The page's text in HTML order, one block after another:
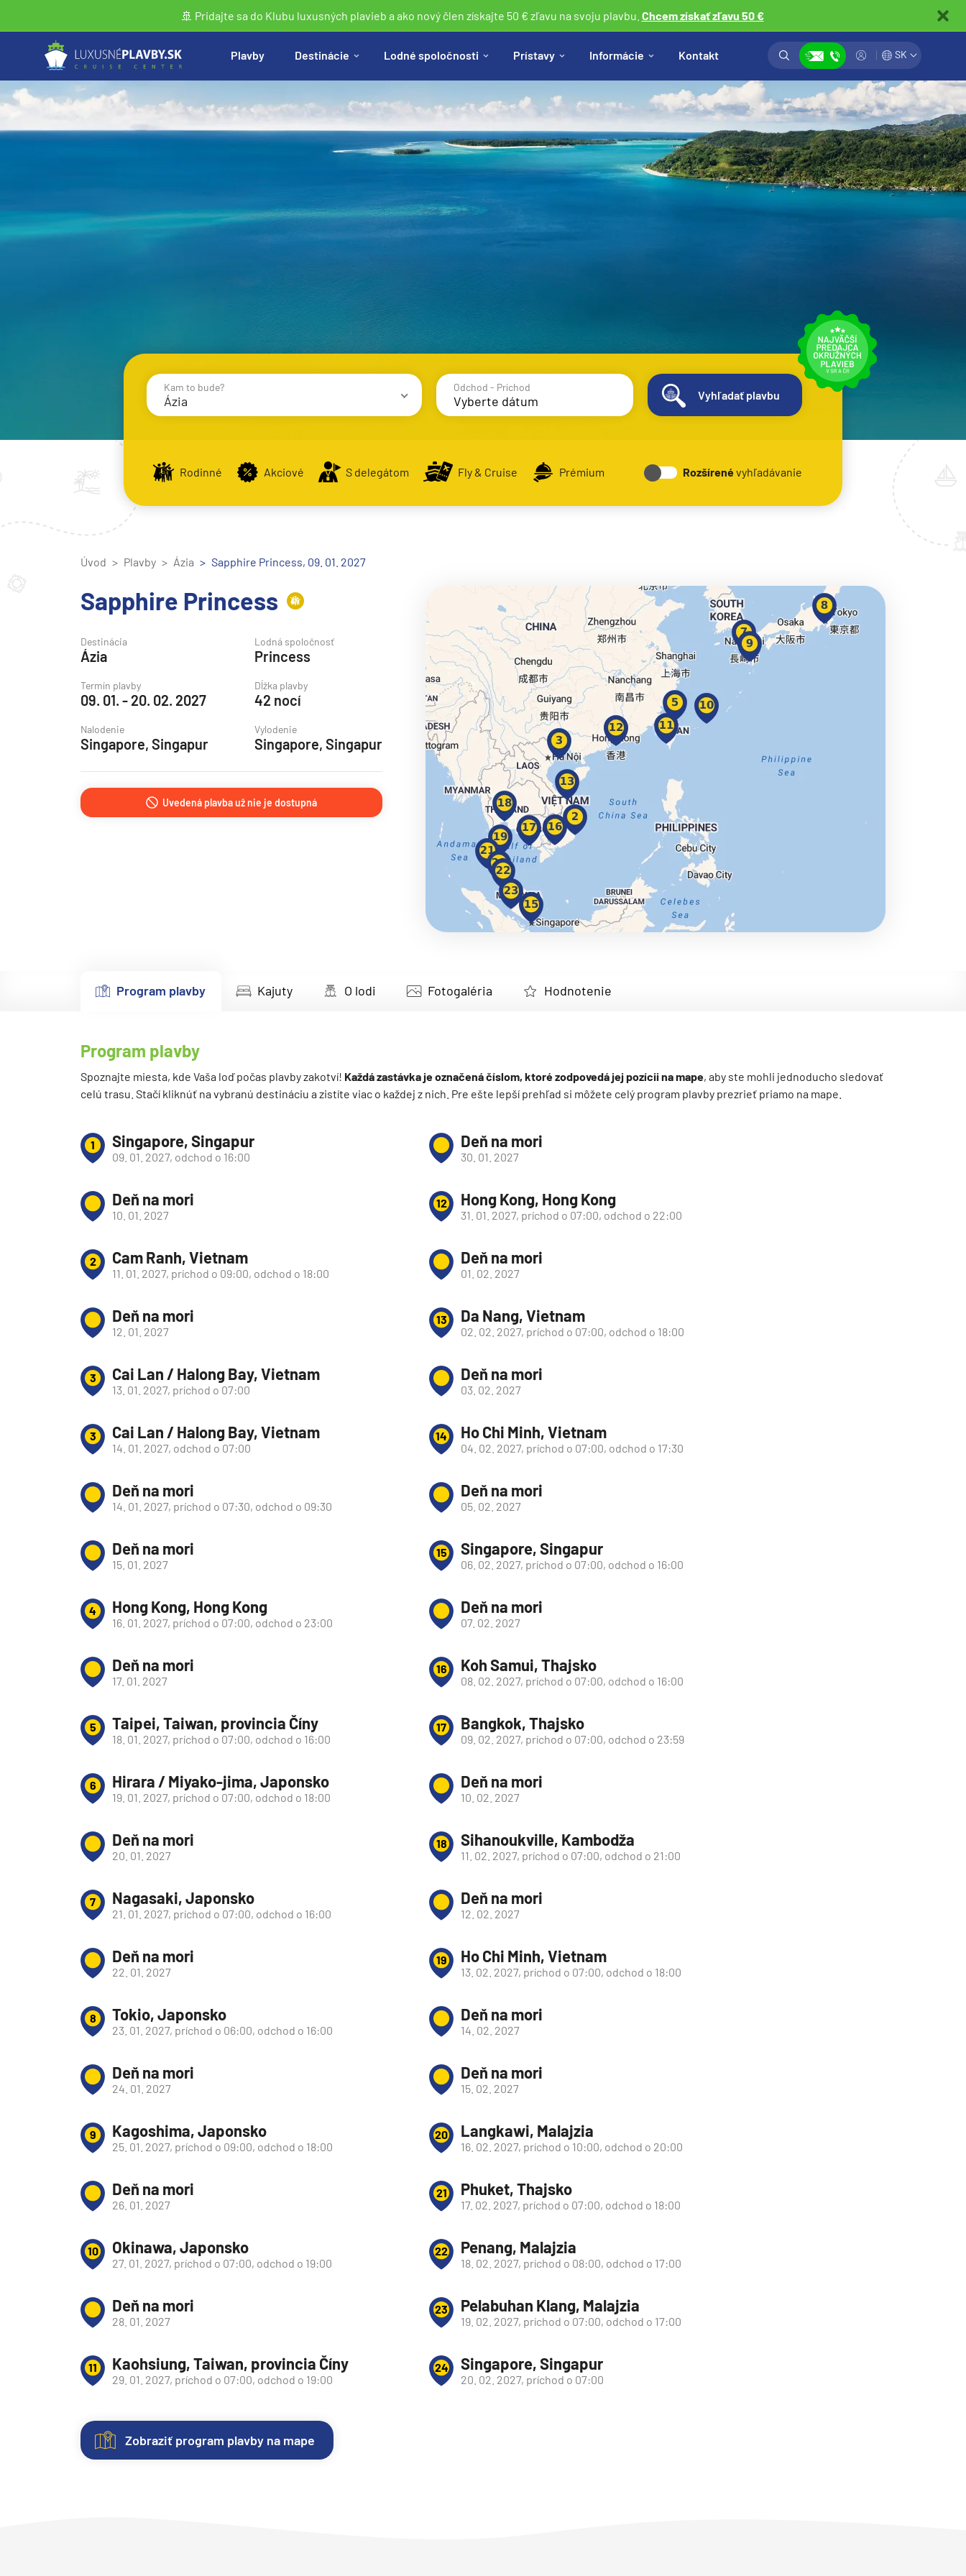
🚢 Pridajte sa do Klubu luxusných plavieb a ako nový člen získajte 50 € zľavu na svoju plavbu. Chcem získať zľavu 50 €
Plavby Destinácie Lodné spoločnosti Prístavy Informácie Kontakt VyhľadávanieZobraziť kontakty
Prihlásiť
SK
Kam to bude?
Ázia
Stredomorie a Portugalsko
Západné Stredomorie
Severná Európa
Nórske fjordy
Nórske fjordy a Pobaltie
Severozápadná Európa
Karibik a Stredná Amerika
Bermudy
Južný Karibik
Kalifornia a Mexiko
Východný Karibik
Severná Amerika
Západné pobrežie USA
Južná Amerika
Červené more
Emiráty a Perzský záliv
Ázia
Japonsko
Juhovýchodná Ázia
Austrália a Nový Zéland
Afrika
Seychely a Maurícius
Tahiti a Južný Pacifik
Repozičné plavby
⇆ Panamský kanál
Plavby okolo sveta
Plavby okolo sveta
Arktída
Galapágy
Odchod - Príchod
Vyhľadať plavbu
Rodinné Akciové S delegátom Fly & Cruise Prémium Rozšírenévyhľadávanie
Úvod Plavby Ázia Sapphire Princess, 09. 01. 2027
Sapphire Princess
Destinácia
Ázia
Lodná spoločnosť
Princess
Termín plavby
09. 01. - 20. 02. 2027
Dĺžka plavby
42 nocí
Nalodenie
Singapore, Singapur
Vylodenie
Singapore, Singapur
Uvedená plavba už nie je dostupná
Program plavby Kajuty O lodi Fotogaléria Hodnotenie
Program plavby
Spoznajte miesta, kde Vaša loď počas plavby zakotví! Každá zastávka je označená číslom, ktoré zodpovedá jej pozícii na mape, aby ste mohli jednoducho sledovať
celú trasu. Stačí kliknúť na vybranú destináciu a zistíte viac o každej z nich. Pre ešte lepší prehľad si môžete celý program plavby prezrieť priamo na mape.
1 Singapore, Singapur
09. 01. 2027, odchod o 16:00
Deň na mori
10. 01. 2027
2 Cam Ranh, Vietnam
11. 01. 2027, príchod o 09:00, odchod o 18:00
Deň na mori
12. 01. 2027
3 Cai Lan / Halong Bay, Vietnam
13. 01. 2027, príchod o 07:00
3 Cai Lan / Halong Bay, Vietnam
14. 01. 2027, odchod o 07:00
Deň na mori
14. 01. 2027, príchod o 07:30, odchod o 09:30
Deň na mori
15. 01. 2027
4 Hong Kong, Hong Kong
16. 01. 2027, príchod o 07:00, odchod o 23:00
Deň na mori
17. 01. 2027
5 Taipei, Taiwan, provincia Číny
18. 01. 2027, príchod o 07:00, odchod o 16:00
6 Hirara / Miyako-jima, Japonsko
19. 01. 2027, príchod o 07:00, odchod o 18:00
Deň na mori
20. 01. 2027
7 Nagasaki, Japonsko
21. 01. 2027, príchod o 07:00, odchod o 16:00
Deň na mori
22. 01. 2027
8 Tokio, Japonsko
23. 01. 2027, príchod o 06:00, odchod o 16:00
Deň na mori
24. 01. 2027
9 Kagoshima, Japonsko
25. 01. 2027, príchod o 09:00, odchod o 18:00
Deň na mori
26. 01. 2027
10 Okinawa, Japonsko
27. 01. 2027, príchod o 07:00, odchod o 19:00
Deň na mori
28. 01. 2027
11 Kaohsiung, Taiwan, provincia Číny
29. 01. 2027, príchod o 07:00, odchod o 19:00
Deň na mori
30. 01. 2027
12 Hong Kong, Hong Kong
31. 01. 2027, príchod o 07:00, odchod o 22:00
Deň na mori
01. 02. 2027
13 Da Nang, Vietnam
02. 02. 2027, príchod o 07:00, odchod o 18:00
Deň na mori
03. 02. 2027
14 Ho Chi Minh, Vietnam
04. 02. 2027, príchod o 07:00, odchod o 17:30
Deň na mori
05. 02. 2027
15 Singapore, Singapur
06. 02. 2027, príchod o 07:00, odchod o 16:00
Deň na mori
07. 02. 2027
16 Koh Samui, Thajsko
08. 02. 2027, príchod o 07:00, odchod o 16:00
17 Bangkok, Thajsko
09. 02. 2027, príchod o 07:00, odchod o 23:59
Deň na mori
10. 02. 2027
18 Sihanoukville, Kambodža
11. 02. 2027, príchod o 07:00, odchod o 21:00
Deň na mori
12. 02. 2027
19 Ho Chi Minh, Vietnam
13. 02. 2027, príchod o 07:00, odchod o 18:00
Deň na mori
14. 02. 2027
Deň na mori
15. 02. 2027
20 Langkawi, Malajzia
16. 02. 2027, príchod o 10:00, odchod o 20:00
21 Phuket, Thajsko
17. 02. 2027, príchod o 07:00, odchod o 18:00
22 Penang, Malajzia
18. 02. 2027, príchod o 08:00, odchod o 17:00
23 Pelabuhan Klang, Malajzia
19. 02. 2027, príchod o 07:00, odchod o 17:00
24 Singapore, Singapur
20. 02. 2027, príchod o 07:00
Zobraziť program plavby na mape